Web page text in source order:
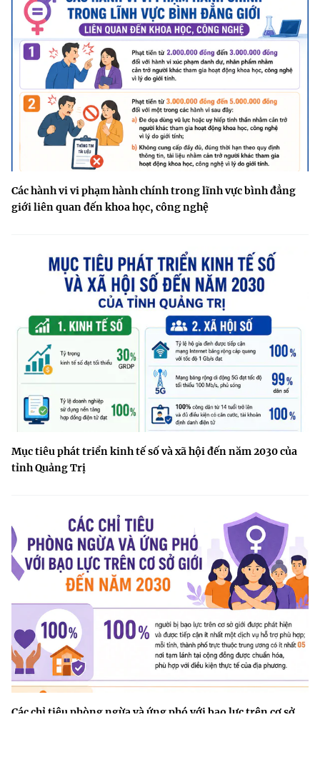
Các hành vi vi phạm hành chính trong lĩnh vực bình đẳng
giới liên quan đến khoa học, công nghệ
Mục tiêu phát triển kinh tế số và xã hội đến năm 2030 của
tỉnh Quảng Trị
Các chỉ tiêu phòng ngừa và ứng phó với bạo lực trên cơ sở